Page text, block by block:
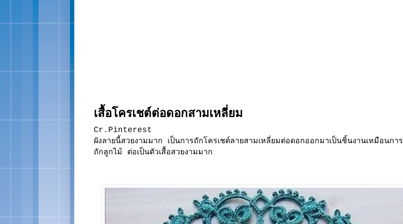
เสื้อโครเชต์ต่อดอกสามเหลี่ยม
Cr.Pinterest
ผังลายนี้สวยงามมาก เป็นการถักโครเชต์ลายสามเหลี่ยมต่อดอกออกมาเป็นชิ้นงานเหมือนการ
ถักลูกไม้ ต่อเป็นตัวเสื้อสวยงามมาก